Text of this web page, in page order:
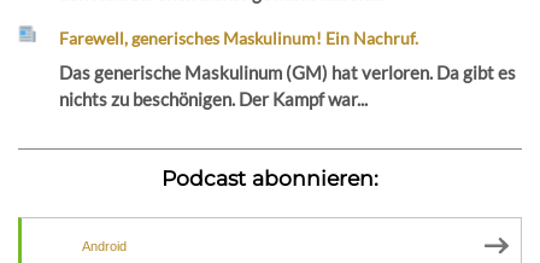
Farewell, generisches Maskulinum! Ein Nachruf.
Das generische Maskulinum (GM) hat verloren. Da gibt es
nichts zu beschönigen. Der Kampf war...
Podcast abonnieren:
Android